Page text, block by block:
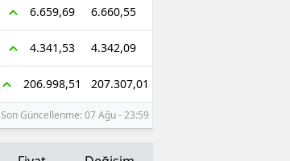
6.659,69 6.660,55
4.341,53 4.342,09
206.998,51 207.307,01
Son Güncellenme: 07 Ağu - 23:59